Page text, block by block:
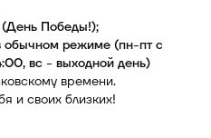
(День Победы!);
обычном режиме (пн-пт с
вс - выходной день)
времени.
и своих близких!